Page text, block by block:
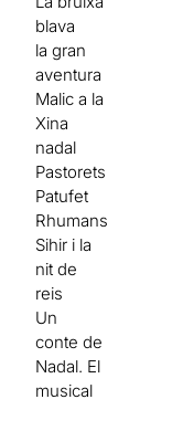
blava
la gran
aventura
Malic a la
Xina
nadal
Pastorets
Patufet
Rhumans
Sihir i la
nit de
reis
Un
conte de
Nadal. El
musical